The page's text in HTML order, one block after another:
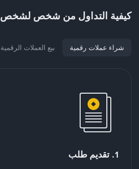
كيفية التداول من شخص لشخص
شراء عملات رقمية بيع العملات الرقمية
1. تقديم طلب